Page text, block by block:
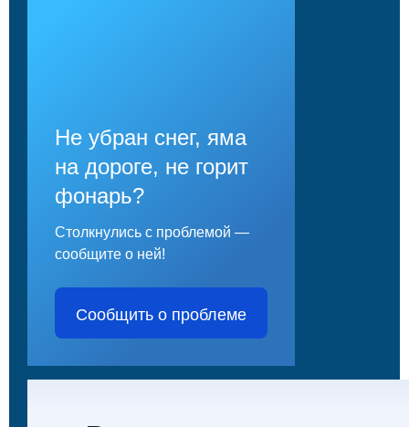
Не убран снег, яма
на дороге, не горит
фонарь?
Столкнулись с проблемой —
сообщите о ней!
Сообщить о проблеме